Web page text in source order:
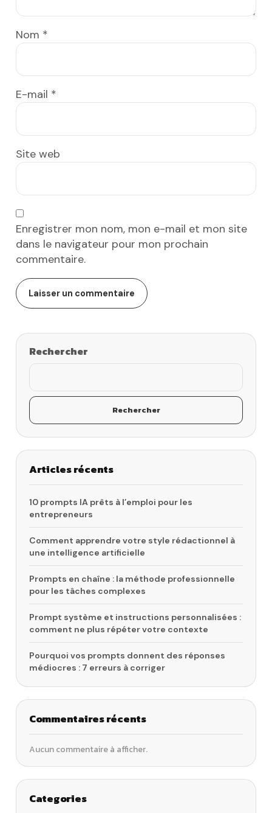
Nom *
E-mail *
Site web
Enregistrer mon nom, mon e-mail et mon site
dans le navigateur pour mon prochain
commentaire.
Rechercher
Rechercher
Articles récents
10 prompts IA prêts à l’emploi pour les
entrepreneurs
Comment apprendre votre style rédactionnel à
une intelligence artificielle
Prompts en chaîne : la méthode professionnelle
pour les tâches complexes
Prompt système et instructions personnalisées :
comment ne plus répéter votre contexte
Pourquoi vos prompts donnent des réponses
médiocres : 7 erreurs à corriger
Commentaires récents
Aucun commentaire à afficher.
Categories